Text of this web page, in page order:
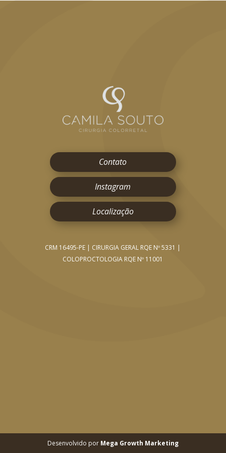
Contato
Instagram
Localização
CRM 16495-PE | CIRURGIA GERAL RQE Nº 5331 |
COLOPROCTOLOGIA RQE Nº 11001
Desenvolvido por Mega Growth Marketing